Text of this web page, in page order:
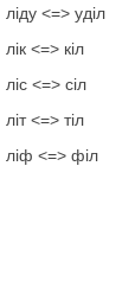
ліду <=> уділ
лік <=> кіл
ліс <=> сіл
літ <=> тіл
ліф <=> філ